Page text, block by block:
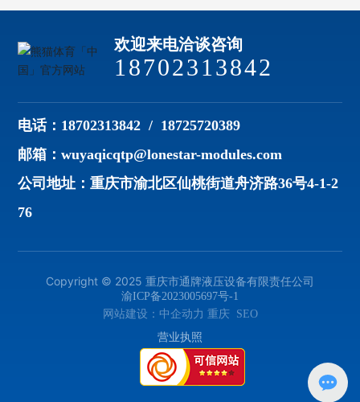
欢迎来电洽谈咨询
18702313842
电话： 18702313842 / 18725720389
邮箱：wuyaqicqtp@lonestar-modules.com
公司地址：重庆市渝北区仙桃街道舟济路36号4-1-2
76
Copyright ©️ 2025 重庆市通牌液压设备有限责任公司
渝ICP备2023005697号-1
网站建设： 中企动力 重庆 SEO
营业执照